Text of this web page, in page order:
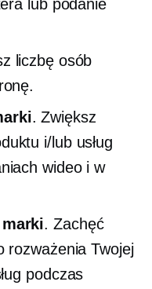
lub podanie
liczbę osób
. Zwiększ
i/lub usług
wideo i w
. Zachęć
rozważenia Twojej
podczas